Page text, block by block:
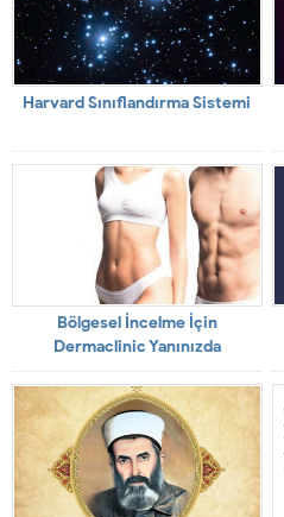
Harvard Sınıflandırma Sistemi
Bölgesel İncelme İçin
Dermaclinic Yanınızda